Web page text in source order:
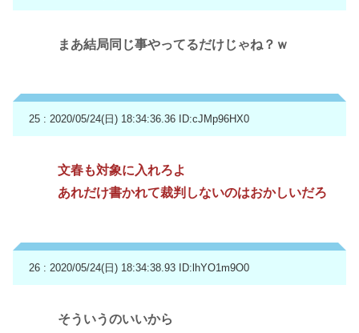
まあ結局同じ事やってるだけじゃね？ｗ
25 : 2020/05/24(日) 18:34:36.36 ID:cJMp96HX0
文春も対象に入れろよ
あれだけ書かれて裁判しないのはおかしいだろ
26 : 2020/05/24(日) 18:34:38.93 ID:lhYO1m9O0
そういうのいいから